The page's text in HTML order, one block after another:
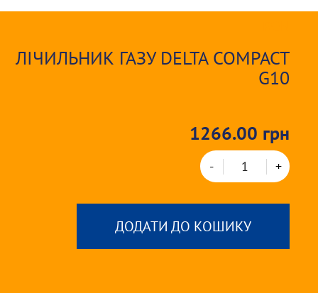
ЛІЧИЛЬНИК ГАЗУ DELTA COMPACT
G10
1266.00 грн
- +
ДОДАТИ ДО КОШИКУ